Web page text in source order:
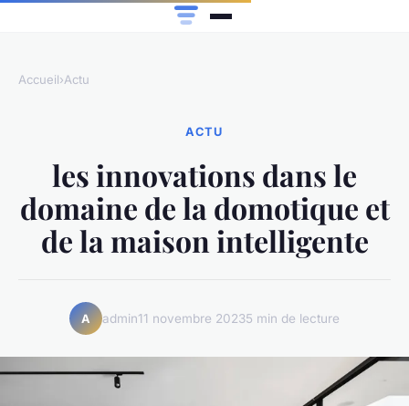
Accueil›Actu
ACTU
les innovations dans le
domaine de la domotique et
de la maison intelligente
A admin11 novembre 20235 min de lecture